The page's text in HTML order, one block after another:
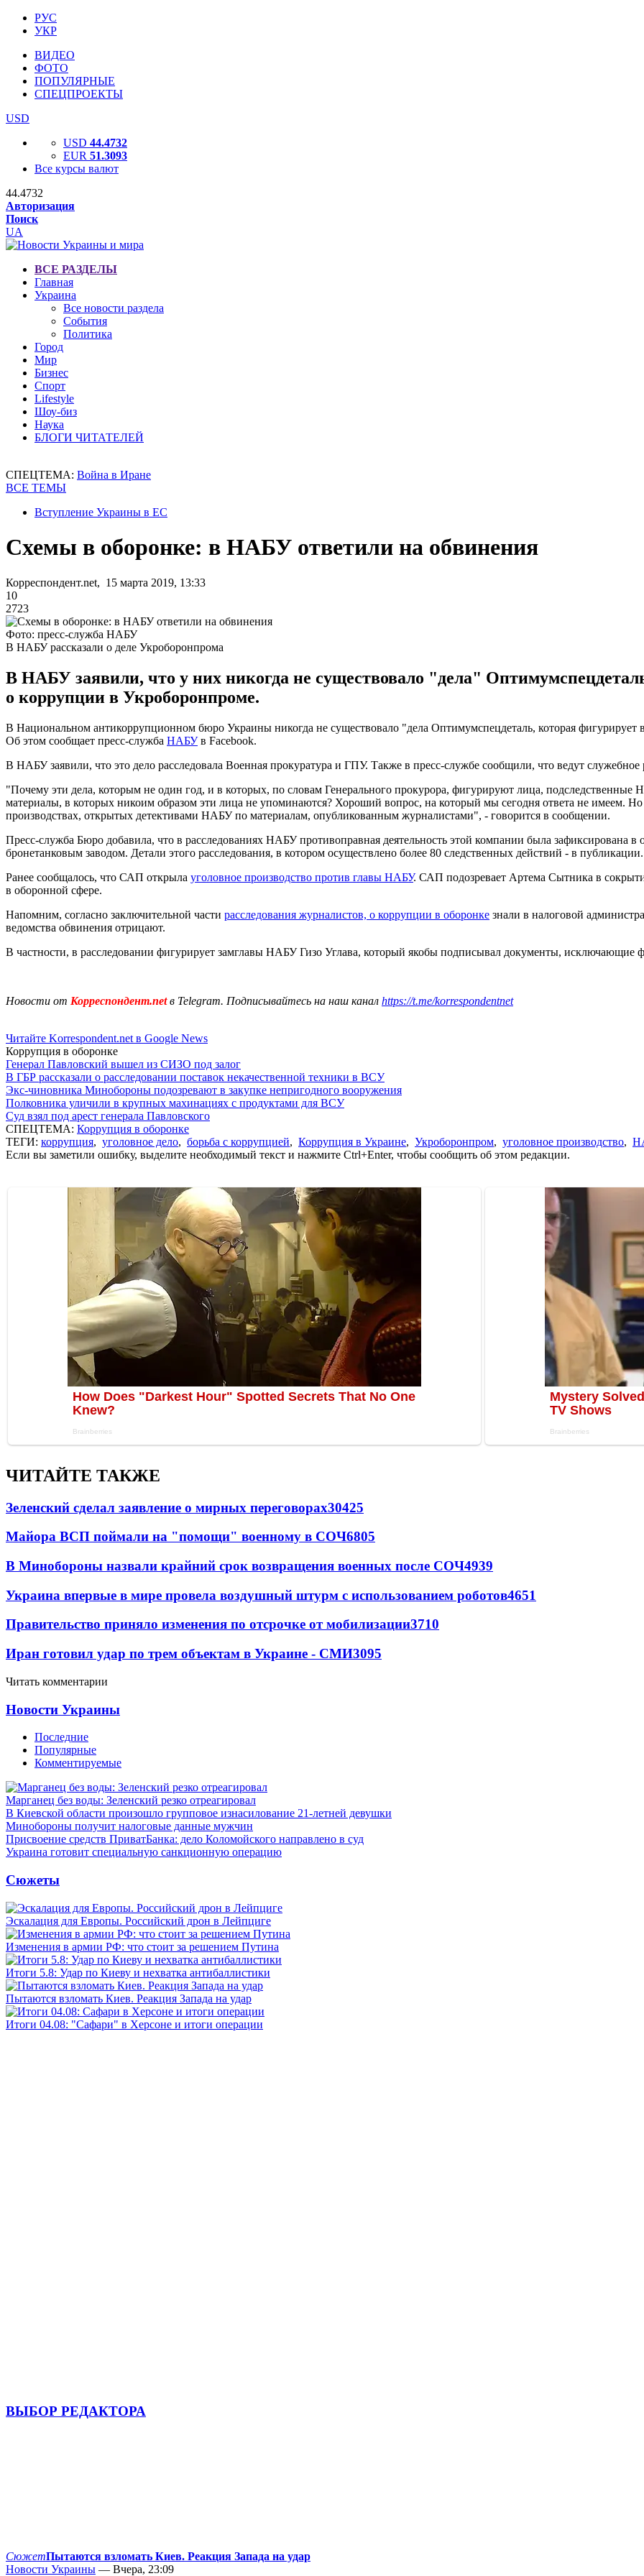
РУС
УКР
ВИДЕО
ФОТО
ПОПУЛЯРНЫЕ
СПЕЦПРОЕКТЫ
USD
USD 44.4732
EUR 51.3093
Все курсы валют
44.4732
Авторизация
Поиск
UA
ВСЕ РАЗДЕЛЫ
Главная
Украина
Все новости раздела
События
Политика
Город
Мир
Бизнес
Спорт
Lifestyle
Шоу-биз
Наука
БЛОГИ ЧИТАТЕЛЕЙ
СПЕЦТЕМА: Война в Иране
ВСЕ ТЕМЫ
Вступление Украины в ЕС
Схемы в оборонке: в НАБУ ответили на обвинения
Корреспондент.net, 15 марта 2019, 13:33
10
2723
Фото: пресс-служба НАБУ
В НАБУ рассказали о деле Укроборонпрома
В НАБУ заявили, что у них никогда не существовало "дела"
о коррупции в Укроборонпроме.
В Национальном антикоррупционном бюро Украины никогда не существовало "дела Оптимумспецдеталь, которая
Об этом сообщает пресс-служба НАБУв Facebook.
В НАБУ заявили, что это дело расследовала Военная прокуратура и ГПУ. Также в пресс-службе сообщили, что ведут
"Почему эти дела, которым не один год, и в которых, по словам Генерального прокурора, фигурируют лица,
материалы, в которых никоим образом эти лица не упоминаются? Хороший вопрос, на который мы сегодня ответа не имеем.
производствах, открытых детективами НАБУ по материалам, опубликованным журналистами", - говорится в сообщении.
Пресс-служба Бюро добавила, что в расследованиях НАБУ противоправная деятельность этой компании была зафиксирована
бронетанковым заводом. Детали этого расследования, в котором осуществлено более 80 следственных действий - в публикации.
Ранее сообщалось, что САП открыла уголовное производство против главы НАБУ. САП подозревает Артема Сытника в
в оборонной сфере.
Напомним, согласно заключительной части расследования журналистов, о коррупции в оборонке знали в налоговой
ведомства обвинения отрицают.
В частности, в расследовании фигурирует замглавы НАБУ Гизо Углава, который якобы подписывал документы,
Новости от Корреспондент.netв Telegram. Подписывайтесь на наш канал https://t.me/korrespondentnet
Читайте Korrespondent.net в Google News
Коррупция в оборонке
Генерал Павловский вышел из СИЗО под залог
В ГБР рассказали о расследовании поставок некачественной техники в ВСУ
Экс-чиновника Минобороны подозревают в закупке непригодного вооружения
Полковника уличили в крупных махинациях с продуктами для ВСУ
Суд взял под арест генерала Павловского
СПЕЦТЕМА: Коррупция в оборонке
ТЕГИ: коррупция, уголовное дело, борьба с коррупцией, Коррупция в Украине, Укроборонпром, уголовное производство,
Если вы заметили ошибку, выделите необходимый текст и нажмите Ctrl+Enter, чтобы сообщить об этом редакции.
ЧИТАЙТЕ ТАКЖЕ
Зеленский сделал заявление о мирных переговорах30425
Майора ВСП поймали на "помощи" военному в СОЧ6805
В Минобороны назвали крайний срок возвращения военных после СОЧ4939
Украина впервые в мире провела воздушный штурм с использованием роботов4651
Правительство приняло изменения по отсрочке от мобилизации3710
Иран готовил удар по трем объектам в Украине - СМИ3095
Читать комментарии
Новости Украины
Последние
Популярные
Комментируемые
Марганец без воды: Зеленский резко отреагировал
В Киевской области произошло групповое изнасилование 21-летней девушки
Минобороны получит налоговые данные мужчин
Присвоение средств ПриватБанка: дело Коломойского направлено в суд
Украина готовит специальную санкционную операцию
Сюжеты
Эскалация для Европы. Российский дрон в Лейпциге
Изменения в армии РФ: что стоит за решением Путина
Итоги 5.8: Удар по Киеву и нехватка антибаллистики
Пытаются взломать Киев. Реакция Запада на удар
Итоги 04.08: "Сафари" в Херсоне и итоги операции
ВЫБОР РЕДАКТОРА
СюжетПытаются взломать Киев. Реакция Запада на удар
Новости Украины — Вчера, 23:09